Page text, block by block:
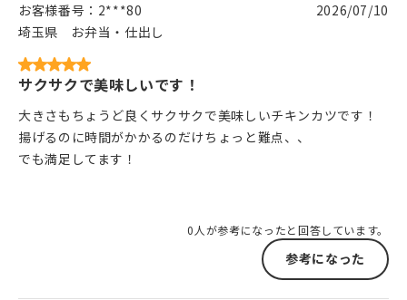
お客様番号： 2***80
埼玉県
お弁当・仕出し
2026/07/10
サクサクで美味しいです！
大きさもちょうど良くサクサクで美味しいチキンカツです！
揚げるのに時間がかかるのだけちょっと難点、、
でも満足してます！
0人が参考になったと回答しています。
参考になった